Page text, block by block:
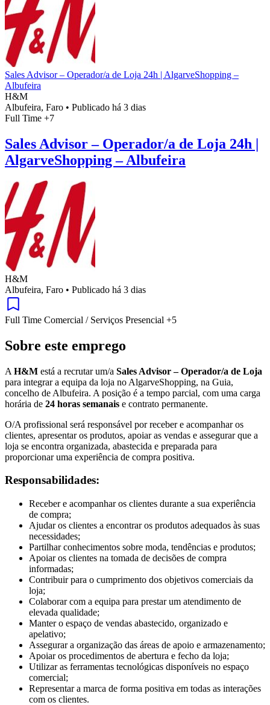
Sales Advisor – Operador/a de Loja 24h | AlgarveShopping –
Albufeira
H&M
Albufeira, Faro • Publicado há 3 dias
Full Time +7
Sales Advisor – Operador/a de Loja 24h |
AlgarveShopping – Albufeira
H&M
Albufeira, Faro • Publicado há 3 dias
Full Time Comercial / Serviços Presencial +5
Sobre este emprego
A H&M está a recrutar um/a Sales Advisor – Operador/a de Loja
para integrar a equipa da loja no AlgarveShopping, na Guia,
concelho de Albufeira. A posição é a tempo parcial, com uma carga
horária de 24 horas semanais e contrato permanente.
O/A profissional será responsável por receber e acompanhar os
clientes, apresentar os produtos, apoiar as vendas e assegurar que a
loja se encontra organizada, abastecida e preparada para
proporcionar uma experiência de compra positiva.
Responsabilidades:
Receber e acompanhar os clientes durante a sua experiência
de compra;
Ajudar os clientes a encontrar os produtos adequados às suas
necessidades;
Partilhar conhecimentos sobre moda, tendências e produtos;
Apoiar os clientes na tomada de decisões de compra
informadas;
Contribuir para o cumprimento dos objetivos comerciais da
loja;
Colaborar com a equipa para prestar um atendimento de
elevada qualidade;
Manter o espaço de vendas abastecido, organizado e
apelativo;
Assegurar a organização das áreas de apoio e armazenamento;
Apoiar os procedimentos de abertura e fecho da loja;
Utilizar as ferramentas tecnológicas disponíveis no espaço
comercial;
Representar a marca de forma positiva em todas as interações
com os clientes.